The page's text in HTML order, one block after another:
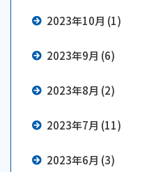
2023年10月 (1)
2023年9月 (6)
2023年8月 (2)
2023年7月 (11)
2023年6月 (3)